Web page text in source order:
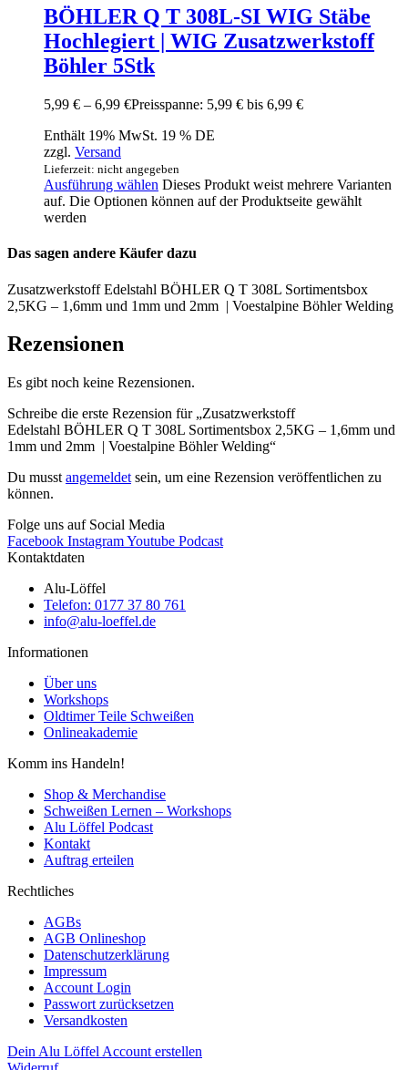
BÖHLER Q T 308L-SI WIG Stäbe
Hochlegiert | WIG Zusatzwerkstoff
Böhler 5Stk
5,99 € – 6,99 €Preisspanne: 5,99 € bis 6,99 €
Enthält 19% MwSt. 19 % DE
zzgl. Versand
Lieferzeit: nicht angegeben
Ausführung wählen Dieses Produkt weist mehrere Varianten
auf. Die Optionen können auf der Produktseite gewählt
werden
Das sagen andere Käufer dazu
Zusatzwerkstoff Edelstahl BÖHLER Q T 308L Sortimentsbox
2,5KG – 1,6mm und 1mm und 2mm | Voestalpine Böhler Welding
Rezensionen
Es gibt noch keine Rezensionen.
Schreibe die erste Rezension für „Zusatzwerkstoff
Edelstahl BÖHLER Q T 308L Sortimentsbox 2,5KG – 1,6mm und
1mm und 2mm | Voestalpine Böhler Welding“
Du musst angemeldet sein, um eine Rezension veröffentlichen zu
können.
Folge uns auf Social Media
Facebook InstagramYoutube Podcast
Kontaktdaten
Alu-Löffel
Telefon: 0177 37 80 761
info@alu-loeffel.de
Informationen
Über uns
Workshops
Oldtimer Teile Schweißen
Onlineakademie
Komm ins Handeln!
Shop & Merchandise
Schweißen Lernen – Workshops
Alu Löffel Podcast
Kontakt
Auftrag erteilen
Rechtliches
AGBs
AGB Onlineshop
Datenschutzerklärung
Impressum
Account Login
Passwort zurücksetzen
Versandkosten
Dein Alu Löffel Account erstellen